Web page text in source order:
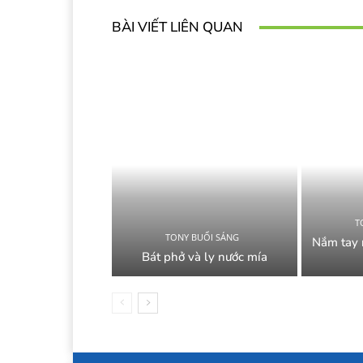
BÀI VIẾT LIÊN QUAN
TONY BUỔI SÁNG
Bát phở và ly nước mía
Nắm tay